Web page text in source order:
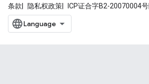
条款 隐私权政策 ICP证合字B2-20070004号